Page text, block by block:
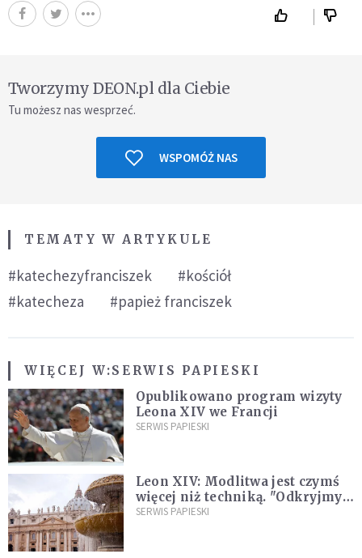
Tworzymy DEON.pl dla Ciebie
Tu możesz nas wesprzeć.
WSPOMÓŻ NAS
TEMATY W ARTYKULE
#katechezyfranciszek
#kościół
#katecheza
#papież franciszek
WIĘCEJ W:SERWIS PAPIESKI
Opublikowano program wizyty
Leona XIV we Francji
SERWIS PAPIESKI
Leon XIV: Modlitwa jest czymś
więcej niż techniką. "Odkryjmy
ją na nowo"
SERWIS PAPIESKI